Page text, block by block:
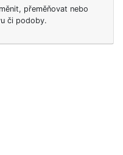
přeměňovat nebo
či podoby.